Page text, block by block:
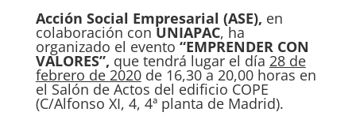
Acción Social Empresarial (ASE), en
colaboración con UNIAPAC, ha
organizado el evento “EMPRENDER CON
VALORES”, que tendrá lugar el día 28 de
febrero de 2020de 16,30 a 20,00 horas en
el Salón de Actos del edificio COPE
(C/Alfonso XI, 4, 4ª planta de Madrid).